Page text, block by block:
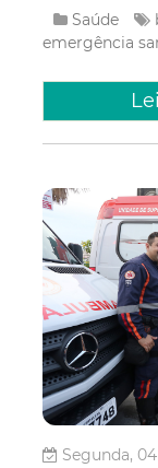
Saúde
emergência
Segunda,